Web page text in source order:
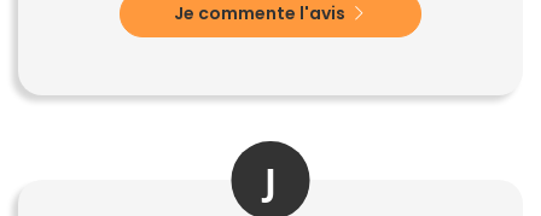
Je commente l'avis
J